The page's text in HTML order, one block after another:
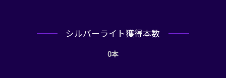
シルバーライト獲得本数
0本